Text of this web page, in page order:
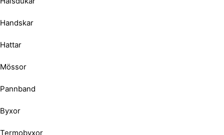
Handskar
Hattar
Mössor
Pannband
Byxor
Termobyxor